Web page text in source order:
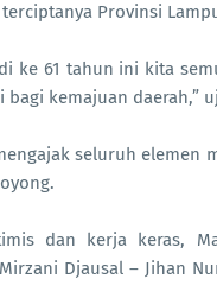
Provinsi
ke 61 tahun ini kita
kemajuan daerah,”
seluruh elemen
dan kerja keras,
Djausal – Jihan